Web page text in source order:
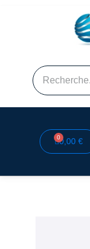
0,00 €